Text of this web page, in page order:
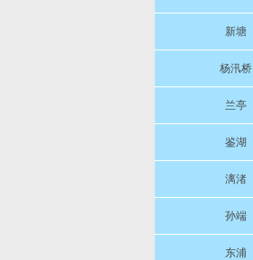
新塘
杨汛桥
兰亭
鉴湖
漓渚
孙端
东浦